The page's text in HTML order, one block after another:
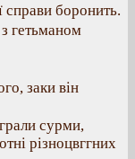
справи боронить.
гетьманом
заки він
сурми,
різноцвггних